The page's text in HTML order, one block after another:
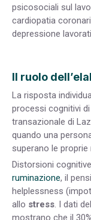
psicosociali sul
cardiopatia
depressione
Il ruolo
La risposta
processi cognitivi
transazionale di
quando una
superano le proprie
Distorsioni
ruminazione, il
helplessness
allo stress. I dati
mostrano che il